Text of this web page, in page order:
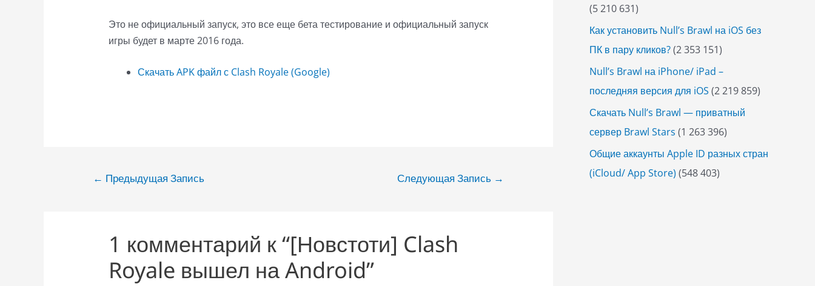
Это не официальный запуск, это все еще бета тестирование и официальный запуск
игры будет в марте 2016 года.
Скачать APK файл с Clash Royale (Google)
Навигация
← Предыдущая Запись Следующая Запись →
1 комментарий к “[Новстоти] Clash
Royale вышел на Android”
(5 210 631)
Как установить Null’s Brawl на iOS без
ПК в пару кликов?(2 353 151)
Null’s Brawl на iPhone/ iPad –
последняя версия для iOS (2 219 859)
Скачать Null’s Brawl — приватный
сервер Brawl Stars (1 263 396)
Общие аккаунты Apple ID разных стран
(iCloud/ App Store) (548 403)